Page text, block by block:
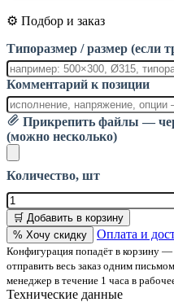
⚙️ Подбор и заказ
Типоразмер / размер (если
Комментарий к позиции
Прикрепить файлы —
(можно несколько)
Количество, шт
🛒 Добавить в корзину
% Хочу скидку
Оплата и
Конфигурация попадёт в корзину
отправить весь заказ одним
менеджер в течение 1 часа в
Технические данные